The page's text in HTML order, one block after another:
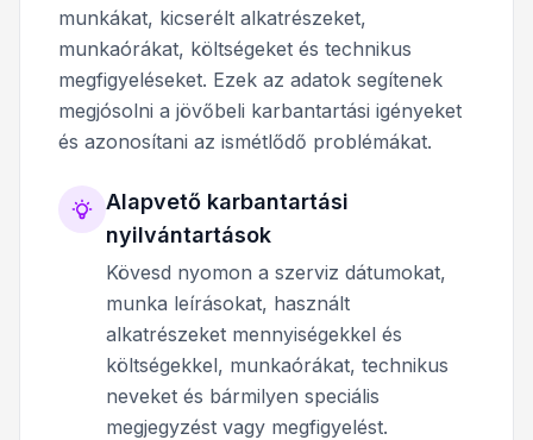
munkákat, kicserélt alkatrészeket,
munkaórákat, költségeket és technikus
megfigyeléseket. Ezek az adatok segítenek
megjósolni a jövőbeli karbantartási igényeket
és azonosítani az ismétlődő problémákat.
Alapvető karbantartási
nyilvántartások
Kövesd nyomon a szerviz dátumokat,
munka leírásokat, használt
alkatrészeket mennyiségekkel és
költségekkel, munkaórákat, technikus
neveket és bármilyen speciális
megjegyzést vagy megfigyelést.